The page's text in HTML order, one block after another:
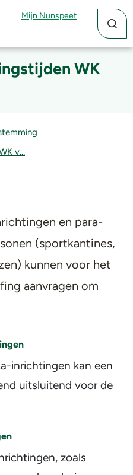
Mijn Nunspeet
WK
v…
en para-
(sportkantines,
kunnen voor het
aanvragen om
inrichtingen kan een
uitsluitend voor de
zoals